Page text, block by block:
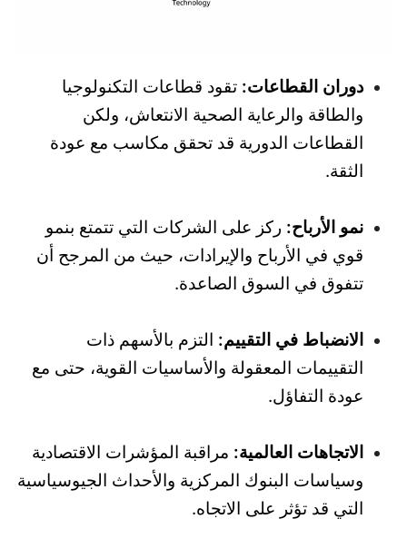
دوران القطاعات: تقود قطاعات التكنولوجيا
والطاقة والرعاية الصحية الانتعاش، ولكن
القطاعات الدورية قد تحقق مكاسب مع عودة
الثقة.
نمو الأرباح: ركز على الشركات التي تتمتع بنمو
قوي في الأرباح والإيرادات، حيث من المرجح أن
تتفوق في السوق الصاعدة.
الانضباط في التقييم: التزم بالأسهم ذات
التقييمات المعقولة والأساسيات القوية، حتى مع
عودة التفاؤل.
الاتجاهات العالمية: مراقبة المؤشرات الاقتصادية
وسياسات البنوك المركزية والأحداث الجيوسياسية
التي قد تؤثر على الاتجاه.